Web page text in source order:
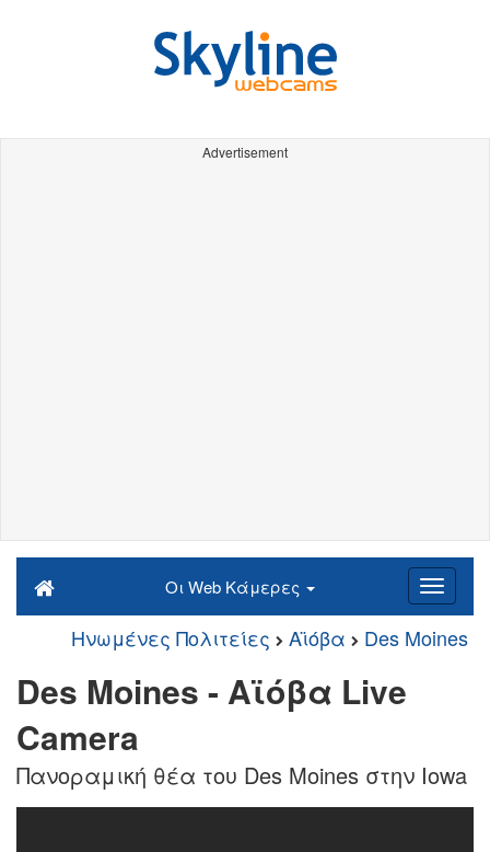
Advertisement
Οι Web Κάμερες
Ηνωμένες Πολιτείες Αϊόβα Des Moines
Des Moines - Αϊόβα Live
Camera
Πανοραμική θέα του Des Moines στην Iowa